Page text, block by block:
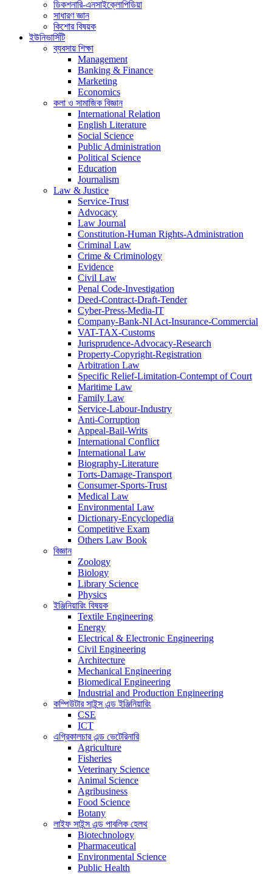
ডিকশনারি-এনসাইক্লোপিডিয়া
সাধারণ জ্ঞান
কিশোর বিষয়ক
ইউনিভার্সিটি
ব্যবসায় শিক্ষা
Management
Banking & Finance
Marketing
Economics
কলা ও সামাজিক বিজ্ঞান
International Relation
English Literature
Social Science
Public Administration
Political Science
Education
Journalism
Law & Justice
Service-Trust
Advocacy
Law Journal
Constitution-Human Rights-Administration
Criminal Law
Crime & Criminology
Evidence
Civil Law
Penal Code-Investigation
Deed-Contract-Draft-Tender
Cyber-Press-Media-IT
Company-Bank-NI Act-Insurance-Commercial
VAT-TAX-Customs
Jurisprudence-Advocacy-Research
Property-Copyright-Registration
Arbitration Law
Specific Relief-Limitation-Contempt of Court
Maritime Law
Family Law
Service-Labour-Industry
Anti-Corruption
Appeal-Bail-Writs
International Conflict
International Law
Biography-Literature
Torts-Damage-Transport
Consumer-Sports-Trust
Medical Law
Environmental Law
Dictionary-Encyclopedia
Competitive Exam
Others Law Book
বিজ্ঞান
Zoology
Biology
Library Science
Physics
ইঞ্জিনিয়ারিং বিষয়ক
Textile Engineering
Energy
Electrical & Electronic Engineering
Civil Engineering
Architecture
Mechanical Engineering
Biomedical Engineering
Industrial and Production Engineering
কম্পিউটার সাইন্স এন্ড ইঞ্জিনিয়ারিং
CSE
ICT
এগ্রিকালচার এন্ড ভেটেরিনারি
Agriculture
Fisheries
Veterinary Science
Animal Science
Agribusiness
Food Science
Botany
লাইফ সাইন্স এন্ড পাবলিক হেলথ
Biotechnology
Pharmaceutical
Environmental Science
Public Health